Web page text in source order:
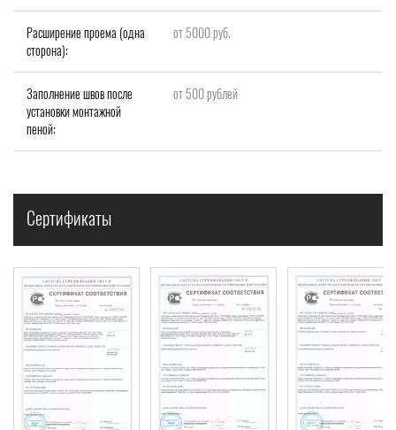
Расширение проема (одна
сторона):
от 5000 руб.
Заполнение швов после
установки монтажной
пеной:
от 500 рублей
Сертификаты